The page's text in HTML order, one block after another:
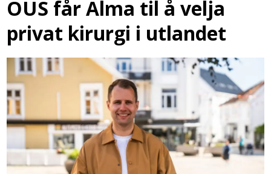
OUS får Alma til å velja
privat kirurgi i utlandet